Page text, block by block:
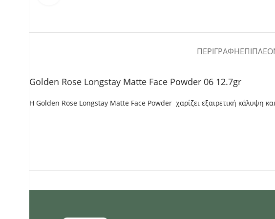
ΠΕΡΙΓΡΑΦΉ
Golden Rose Longstay Matte Face Powder 06 12.7gr
Η Golden Rose Longstay Matte Face Powder χαρίζει εξαιρετική κάλυψη